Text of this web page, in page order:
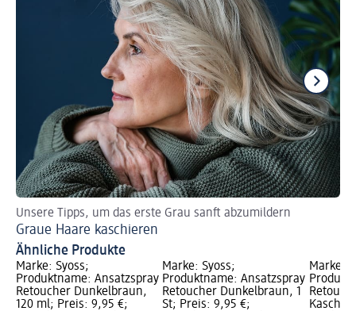
Unsere Tipps, um das erste Grau sanft abzumildern
Graue Haare kaschieren
Ähnliche Produkte
Marke: Syoss;
Produktname: Ansatzspray
Retoucher Dunkelbraun,
120 ml; Preis: 9,95 €;
Marke: Syoss;
Produktname: Ansatzspray
Retoucher Dunkelbraun, 1
St; Preis: 9,95 €;
Marke: